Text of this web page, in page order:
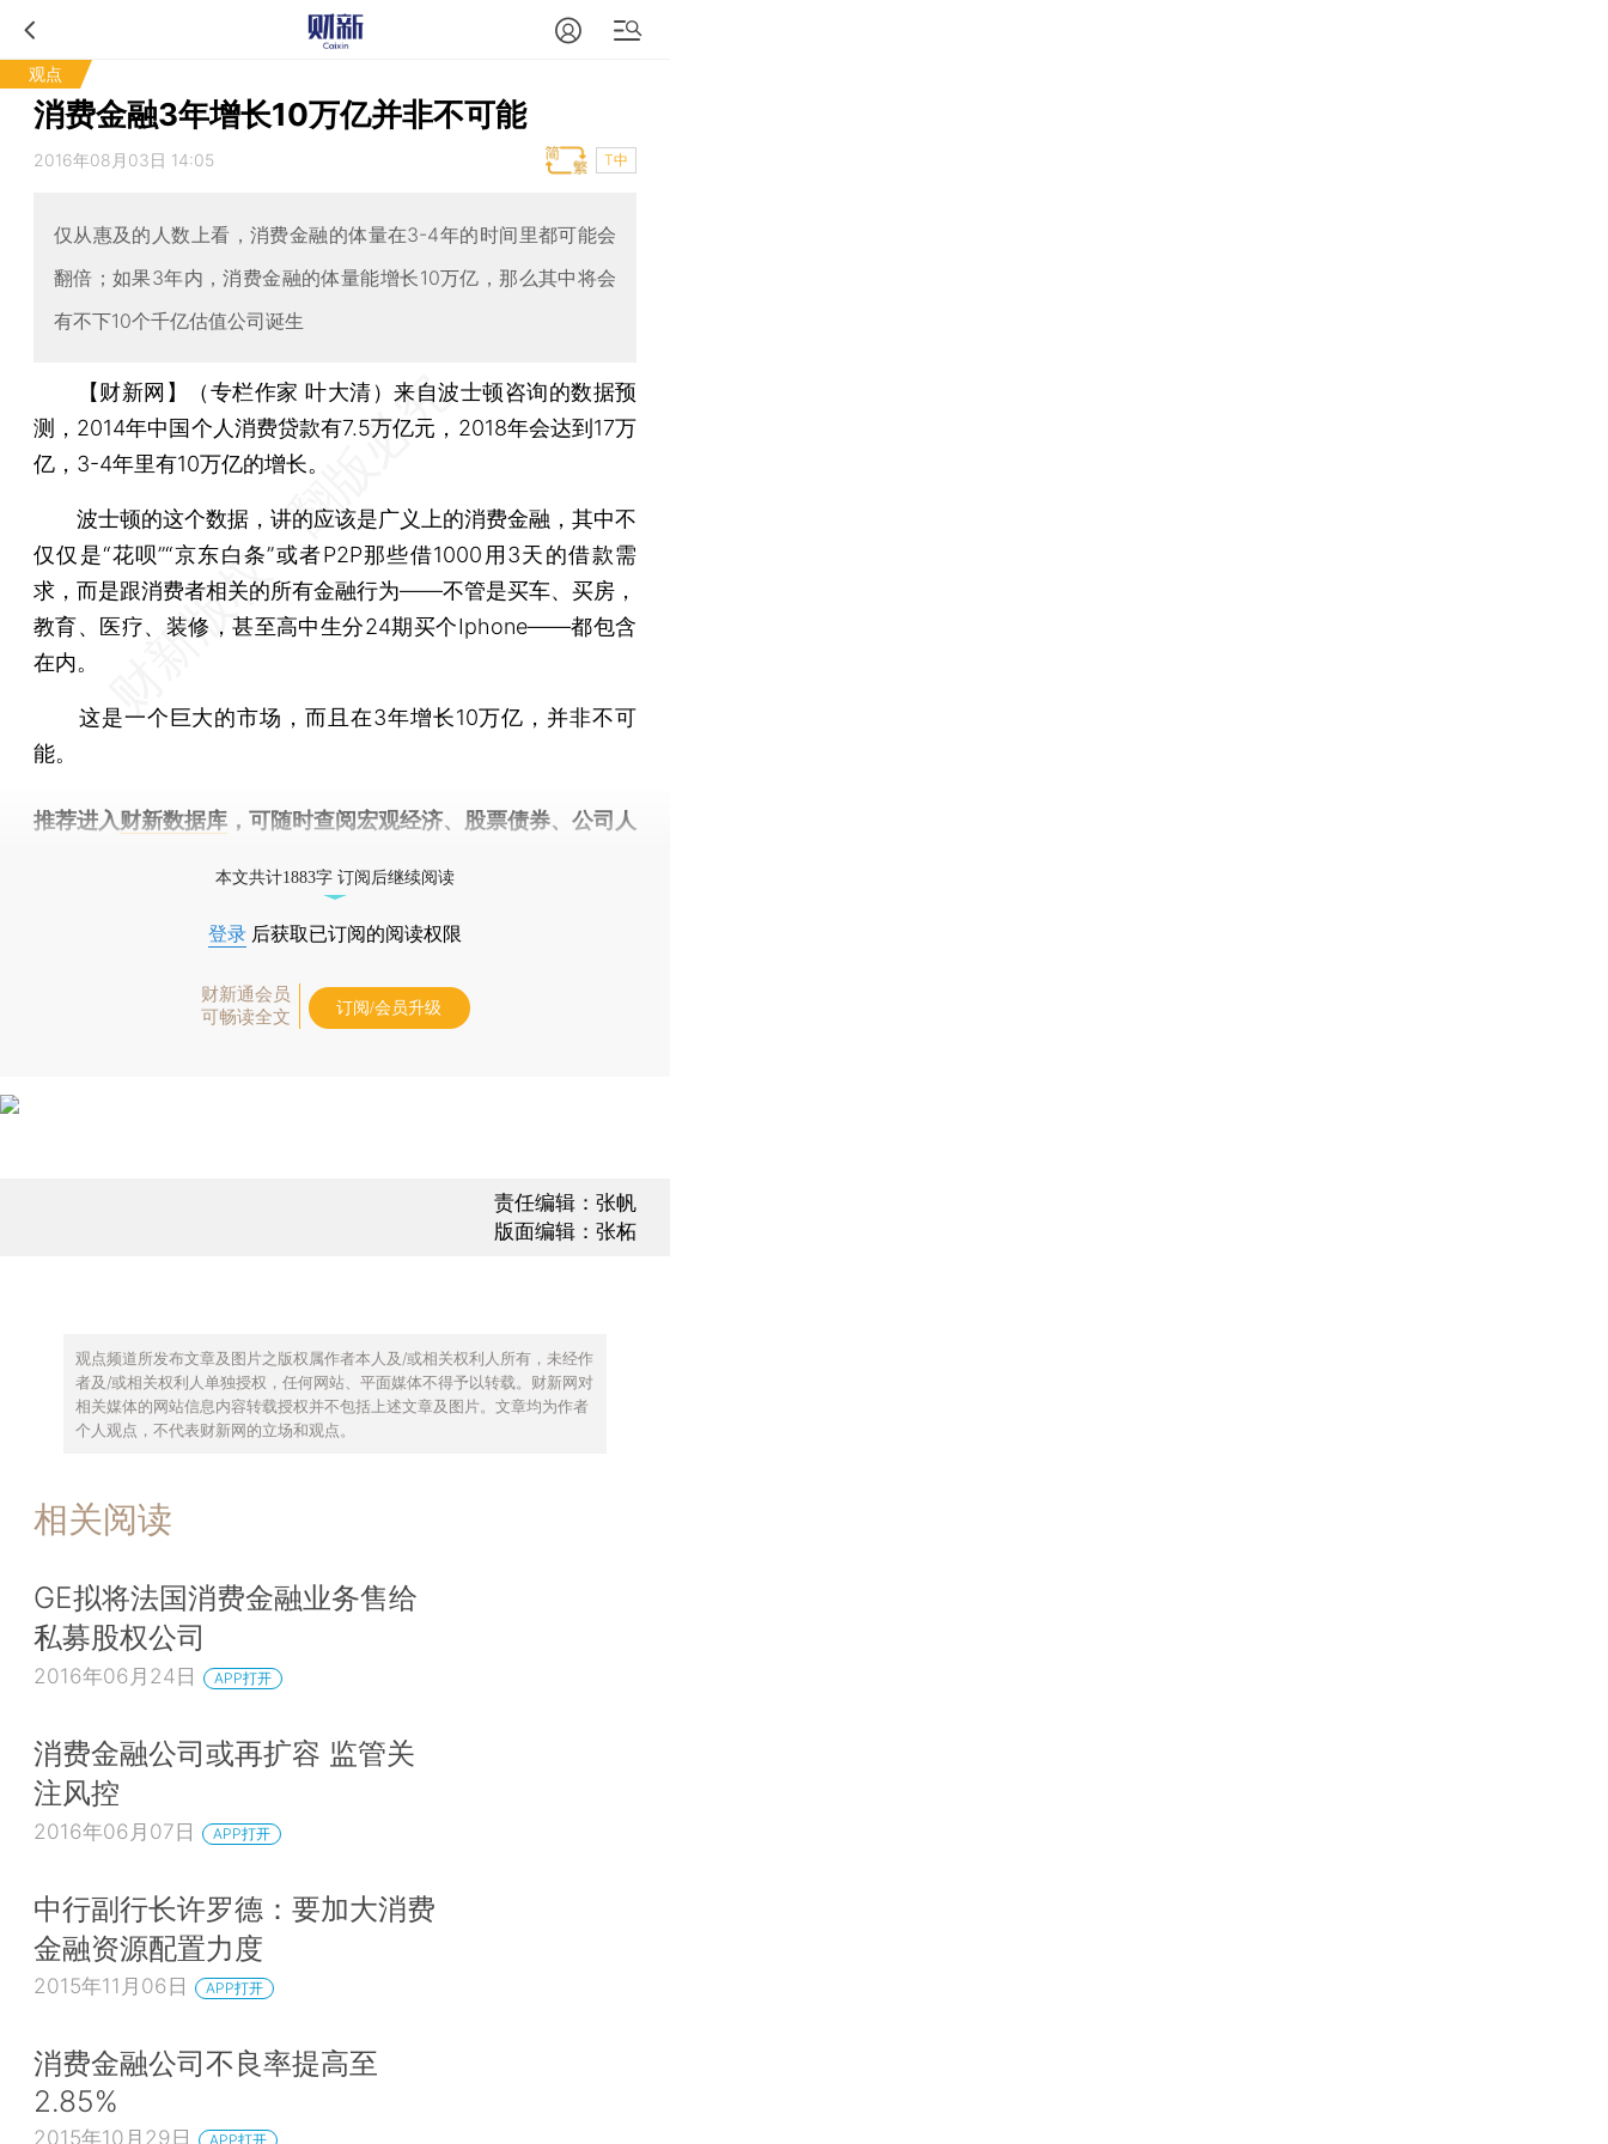
观点
消费金融3年增长10万亿并非不可能
2016年08月03日 14:05 T中
仅从惠及的人数上看，消费金融的体量在3-4年的时间里都可能会
翻倍；如果3年内，消费金融的体量能增长10万亿，那么其中将会
有不下10个千亿估值公司诞生
【财新网】（专栏作家 叶大清）来自波士顿咨询的数据预
测，2014年中国个人消费贷款有7.5万亿元，2018年会达到17万
亿，3-4年里有10万亿的增长。
波士顿的这个数据，讲的应该是广义上的消费金融，其中不
仅仅是“花呗”“京东白条”或者P2P那些借1000用3天的借款需
求，而是跟消费者相关的所有金融行为——不管是买车、买房，
教育、医疗、装修，甚至高中生分24期买个Iphone——都包含
在内。
这是一个巨大的市场，而且在3年增长10万亿，并非不可
能。
推荐进入财新数据库 ，可随时查阅宏观经济、股票债券、公司人
本文共计1883字 订阅后继续阅读
登录 后获取已订阅的阅读权限
财新通会员
可畅读全文
订阅/会员升级
责任编辑：张帆
版面编辑：张柘
观点频道所发布文章及图片之版权属作者本人及/或相关权利人所有，未经作
者及/或相关权利人单独授权，任何网站、平面媒体不得予以转载。财新网对
相关媒体的网站信息内容转载授权并不包括上述文章及图片。文章均为作者
个人观点，不代表财新网的立场和观点。
相关阅读
GE拟将法国消费金融业务售给
私募股权公司
2016年06月24日 APP打开
消费金融公司或再扩容 监管关
注风控
2016年06月07日 APP打开
中行副行长许罗德：要加大消费
金融资源配置力度
2015年11月06日 APP打开
消费金融公司不良率提高至
2.85%
2015年10月29日 APP打开